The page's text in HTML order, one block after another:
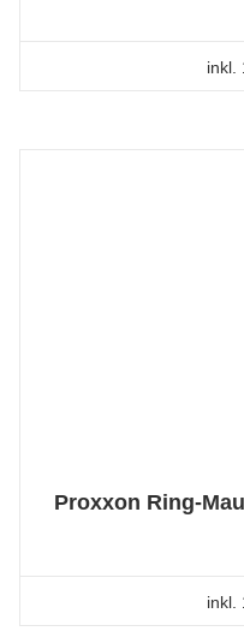
inkl.
Proxxon Ring-
inkl.